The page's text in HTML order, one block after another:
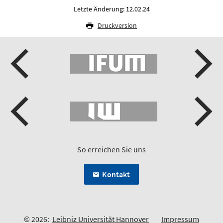
Letzte Änderung: 12.02.24
Druckversion
So erreichen Sie uns
Kontakt
© 2026: Leibniz Universität Hannover Impressum